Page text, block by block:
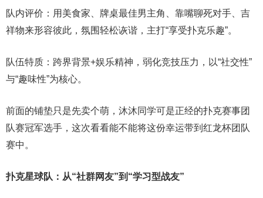
队内评价：用美食家、牌桌最佳男主角、靠嘴聊死对手、吉
祥物来形容彼此，氛围轻松诙谐，主打“享受扑克乐趣”。
队伍特质：跨界背景+娱乐精神，弱化竞技压力，以“社交性”
与“趣味性”为核心。
前面的铺垫只是先卖个萌，沐沐同学可是正经的扑克赛事团
队赛冠军选手，这次看看能不能将这份幸运带到红龙杯团队
赛中。
扑克星球队：从“社群网友”到“学习型战友”